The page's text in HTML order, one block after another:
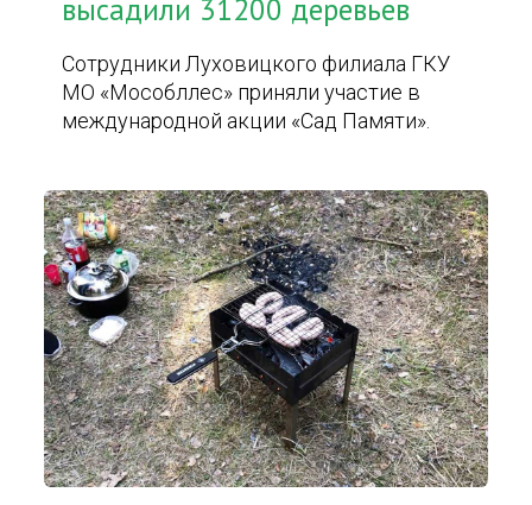
высадили 31200 деревьев
Сотрудники Луховицкого филиала ГКУ
МО «Мособллес» приняли участие в
международной акции «Сад Памяти».